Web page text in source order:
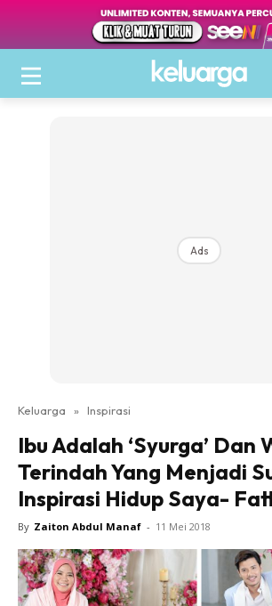
Ads
Keluarga » Inspirasi
Ibu Adalah ‘Syurga’ Dan
Terindah Yang Menjadi
Inspirasi Hidup Saya-
By Zaiton Abdul Manaf - 11 Mei 2018